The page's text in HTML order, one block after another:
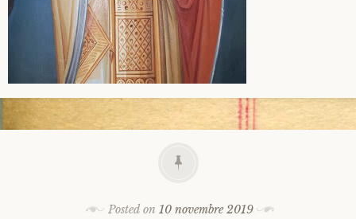
Posted on 10 novembre 2019